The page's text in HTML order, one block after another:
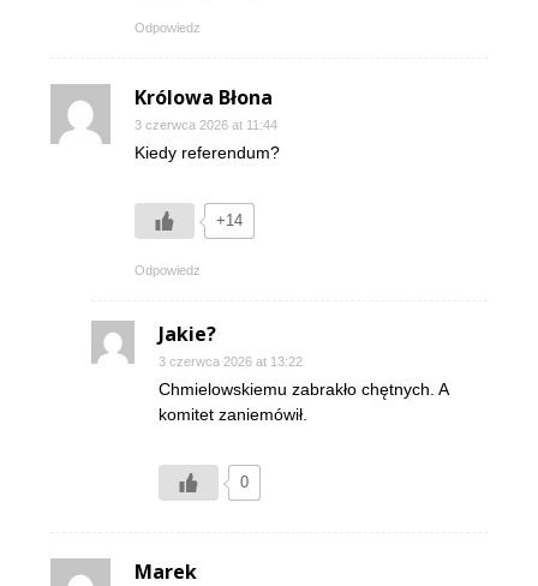
Odpowiedz
Królowa Błona
3 czerwca 2026 at 11:44
Kiedy referendum?
+14
Odpowiedz
Jakie?
3 czerwca 2026 at 13:22
Chmielowskiemu zabrakło chętnych. A
komitet zaniemówił.
0
Marek